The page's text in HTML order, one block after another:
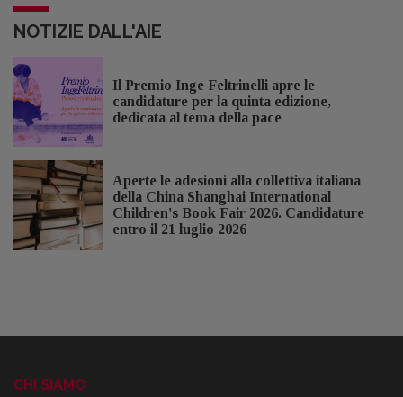
NOTIZIE DALL'AIE
Il Premio Inge Feltrinelli apre le
candidature per la quinta edizione,
dedicata al tema della pace
Aperte le adesioni alla collettiva italiana
della China Shanghai International
Children's Book Fair 2026. Candidature
entro il 21 luglio 2026
CHI SIAMO